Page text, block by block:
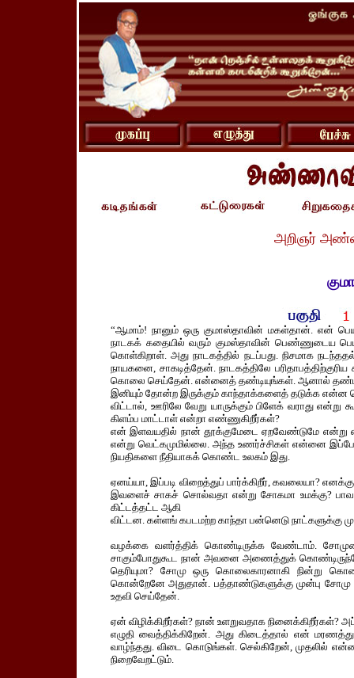
அறிஞர்
“ஆமாம்! நானும் ஒரு குமாஸ்தாவின் மகள்தான். என்
நாடகக் கதையில் வரும் குமஸ்தாவின் பெண்ணுடைய
கொள்கிறாள். அது நாடகத்தில் நடப்பது. நிசமாக
நாயகனை, சாகடித்தேன். நாடகத்திலே
கொலை செய்தேன். என்னைத் தண்டியுங்கள். ஆனால்
இனியும் தோன்ற இருக்கும் காந்தாக்களைத் தடுக்க என்ன
விட்டால், ஊரிலே வேறு யாருக்கும் பிளேக் வராது என்று
கிளம்ப மாட்டாள் என்றா எண்ணுகிறீர்கள்?
என் இளவயதில் நான் தூக்குமேடை ஏறவேண்டுமே என்று
என்று வெட்கமுமில்லை. அந்த உணர்ச்சிகள் என்னை
நியதிகளை நீதியாகக் கொண்ட உலகம் இது.
ஏனய்யா, இப்படி விறைத்துப் பார்க்கிறீர், கவலையா?
இவளைச் சாகச் சொல்வதா என்று சோகமா உமக்கு?
கிட்டத்தட்ட ஆகி
விட்டன. கள்ளங் கபடமற்ற காந்தா பன்னெடு நாட்களுக்கு
வழக்கை வளர்த்திக் கொண்டிருக்க வேண்டாம்.
சாகும்போதுகூட நான் அவனை அணைத்துக்
தெரியுமா? சோமு ஒரு கொலைகாரனாகி நின்று
கொன்றேனே அதுதான். பத்தாண்டுகளுக்கு முன்பு
உதவி செய்தேன்.
ஏன் விழிக்கிறீர்கள்? நான் உளறுவதாக
எழுதி வைத்திக்கிறேன். அது கிடைத்தால் என்
வாழ்ந்தது. விடை கொடுங்கள். செல்கிறேன், முதலில்
நிறைவேறட்டும்.